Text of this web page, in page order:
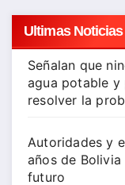
Ultimas Noticias
Señalan que
agua potable y
resolver la
Autoridades y
años de
futuro